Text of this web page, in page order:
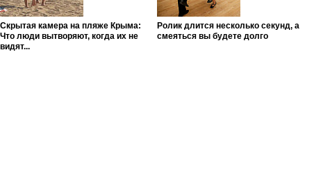
Скрытая камера на пляже Крыма:
Что люди вытворяют, когда их не
видят...
Ролик длится несколько секунд, а
смеяться вы будете долго